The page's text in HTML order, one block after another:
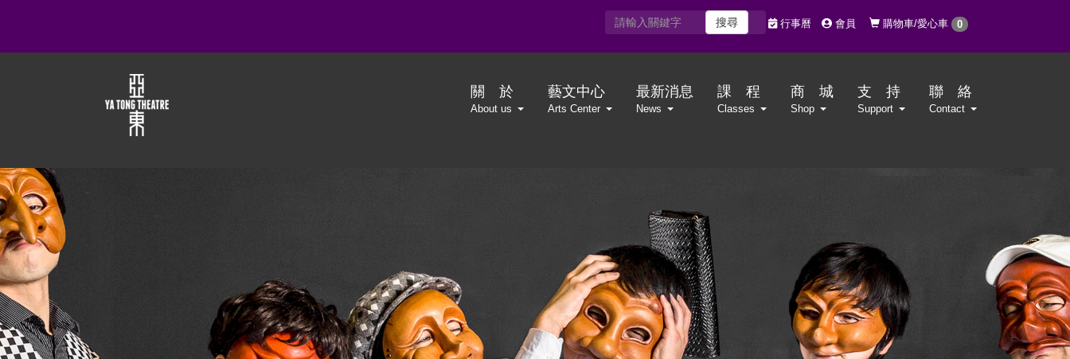
購物車/愛心車 0
行事曆 會員
搜尋
關 於
About us
藝文中心
Arts Center
最新消息
News
課 程
Classes
商 城
Shop
支 持
Support
聯 絡
Contact